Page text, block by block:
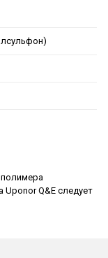
полимера
Uponor Q&E следует